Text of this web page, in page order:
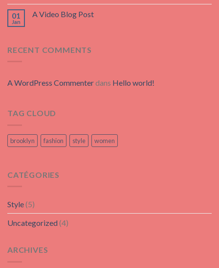
01
Jan
A Video Blog Post
RECENT COMMENTS
A WordPress Commenterdans Hello world!
TAG CLOUD
brooklyn fashion style women
CATÉGORIES
Style(5)
Uncategorized(4)
ARCHIVES